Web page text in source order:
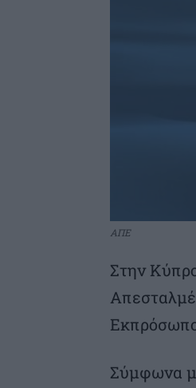
ΑΠΕ
Στην
Σύμφωνα